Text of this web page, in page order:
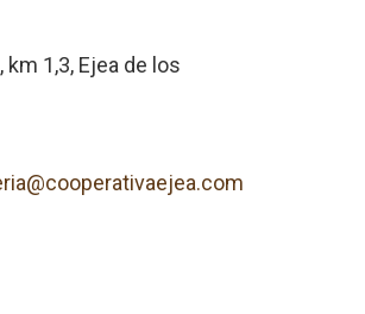
1,3, Ejea de los